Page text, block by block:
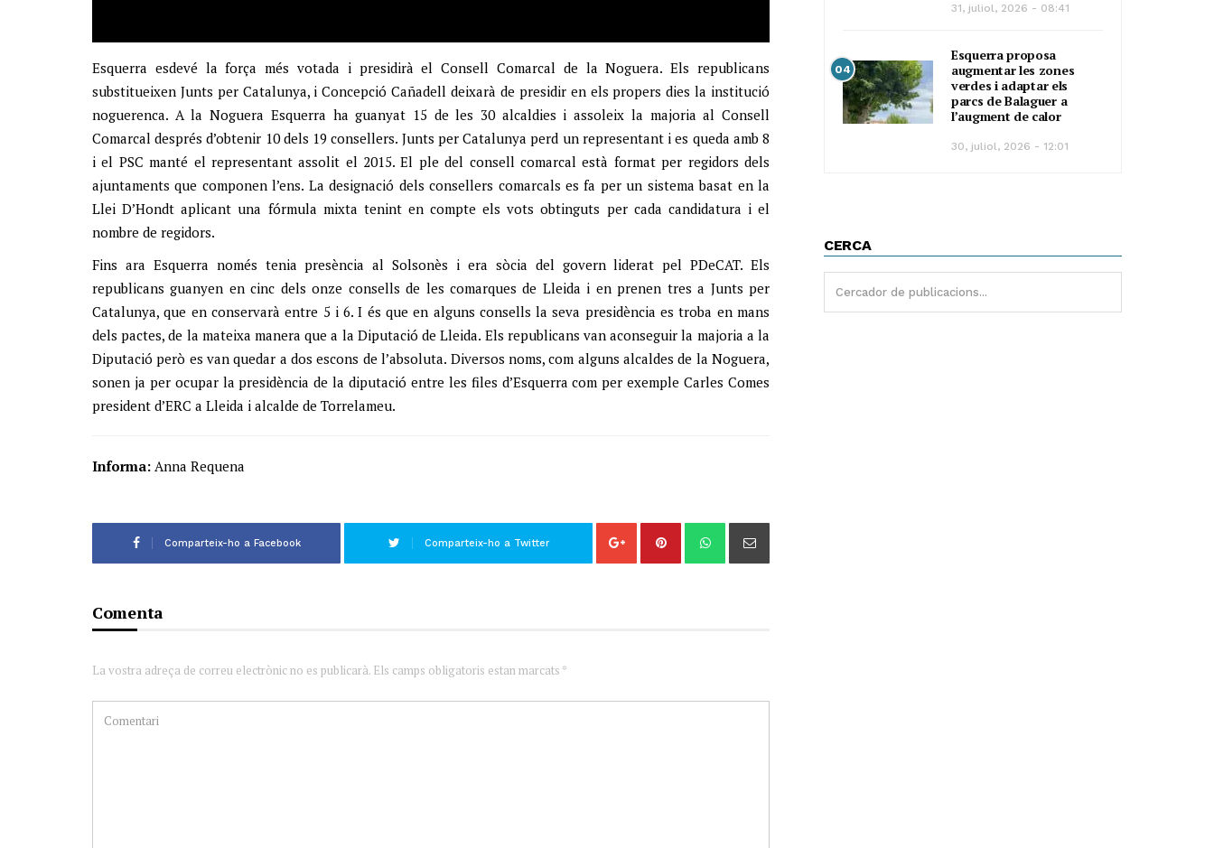
Esquerra esdevé la força més votada i presidirà el Consell Comarcal de la Noguera. Els republicans
substitueixen Junts per Catalunya, i Concepció Cañadell deixarà de presidir en els propers dies la institució
noguerenca. A la Noguera Esquerra ha guanyat 15 de les 30 alcaldies i assoleix la majoria al Consell
Comarcal després d’obtenir 10 dels 19 consellers. Junts per Catalunya perd un representant i es queda amb 8
i el PSC manté el representant assolit el 2015. El ple del consell comarcal està format per regidors dels
ajuntaments que componen l’ens. La designació dels consellers comarcals es fa per un sistema basat en la
Llei D’Hondt aplicant una fórmula mixta tenint en compte els vots obtinguts per cada candidatura i el
nombre de regidors.
Fins ara Esquerra només tenia presència al Solsonès i era sòcia del govern liderat pel PDeCAT. Els
republicans guanyen en cinc dels onze consells de les comarques de Lleida i en prenen tres a Junts per
Catalunya, que en conservarà entre 5 i 6. I és que en alguns consells la seva presidència es troba en mans
dels pactes, de la mateixa manera que a la Diputació de Lleida. Els republicans van aconseguir la majoria a la
Diputació però es van quedar a dos escons de l’absoluta. Diversos noms, com alguns alcaldes de la Noguera,
sonen ja per ocupar la presidència de la diputació entre les files d’Esquerra com per exemple Carles Comes
president d’ERC a Lleida i alcalde de Torrelameu.
Informa: Anna Requena
Comparteix-ho a Facebook Comparteix-ho a Twitter
Comenta
La vostra adreça de correu electrònic no es publicarà. Els camps obligatoris estan marcats *
31, juliol, 2026 - 08:41
04
Esquerra proposa
augmentar les zones
verdes i adaptar els
parcs de Balaguer a
l’augment de calor
30, juliol, 2026 - 12:01
CERCA